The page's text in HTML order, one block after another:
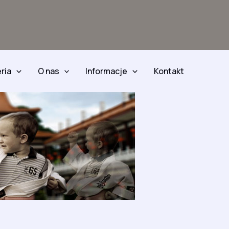
O nas Informacje Kontakt